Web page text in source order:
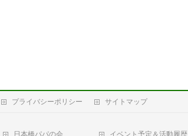
プライバシーポリシー サイトマップ
日本橋パパの会 イベント予定＆活動履歴